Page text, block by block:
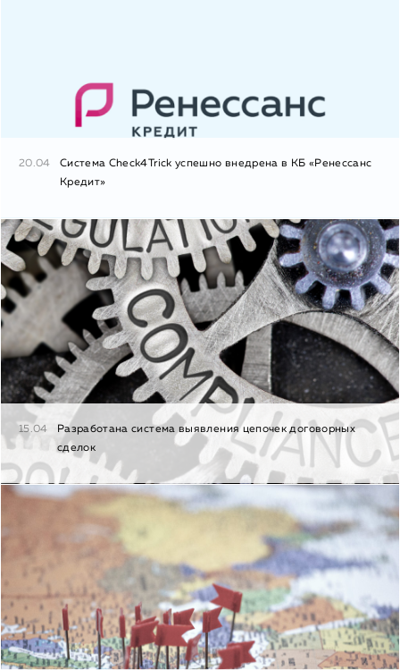
20.04
Система Check4Trick успешно внедрена в КБ «Ренессанс
Кредит»
15.04
Разработана система выявления цепочек договорных
сделок